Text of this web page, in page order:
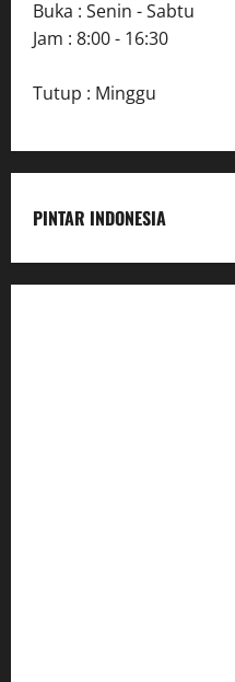
Buka : Senin - Sabtu
Jam : 8:00 - 16:30
Tutup : Minggu
PINTAR INDONESIA